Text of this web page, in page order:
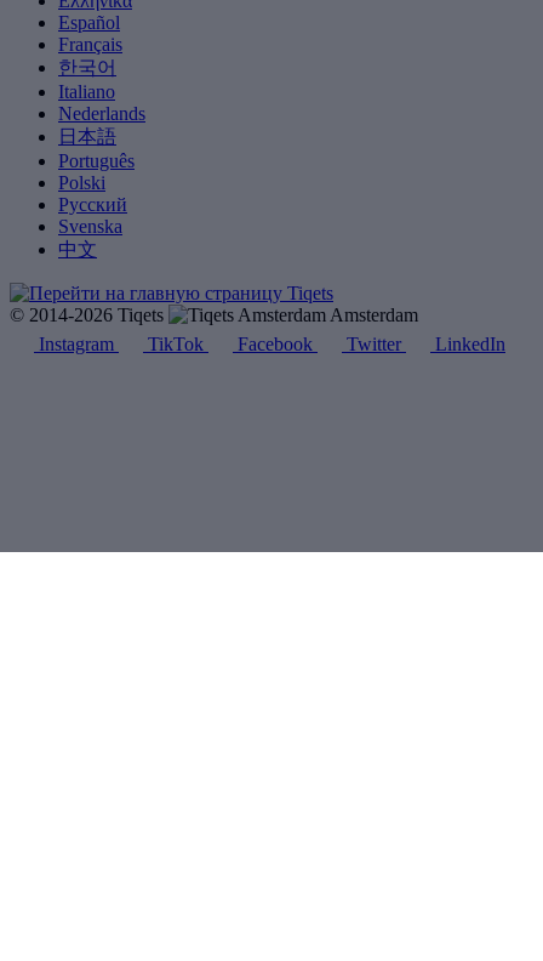
Español
Français
한국어
Italiano
Nederlands
日本語
Português
Polski
Русский
Svenska
中文
© 2014-2026 Tiqets
Amsterdam
Instagram
TikTok Facebook Twitter LinkedIn